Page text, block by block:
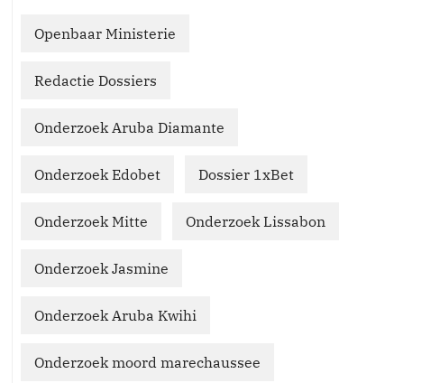
Openbaar Ministerie
Redactie Dossiers
Onderzoek Aruba Diamante
Onderzoek Edobet Dossier 1xBet
Onderzoek Mitte Onderzoek Lissabon
Onderzoek Jasmine
Onderzoek Aruba Kwihi
Onderzoek moord marechaussee